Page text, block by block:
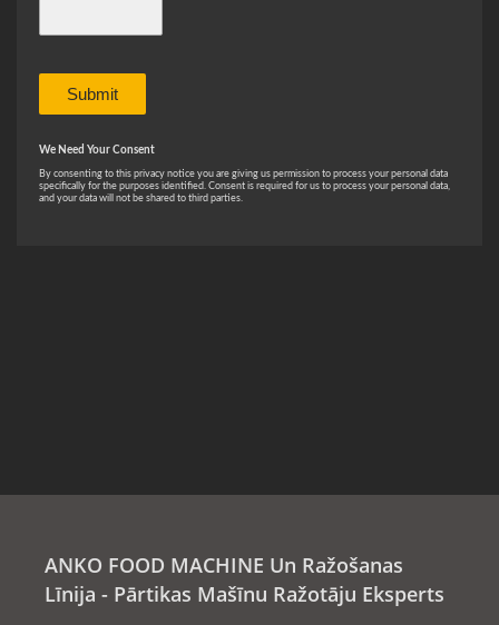
ANKO FOOD MACHINE Un Ražošanas
Līnija - Pārtikas Mašīnu Ražotāju Eksperts